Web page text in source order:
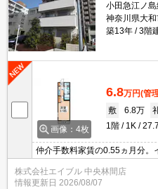
小田急江ノ
神奈川県大
築13年
3階
画像：4枚
6.8万円(管
敷
6.8万
1階
1K
仲介手数料家賃の0.55ヵ月分。
式。温水洗浄便座付き。人気の
ムキッチン。内見予約受付中。
可能です。
株式会社エイブル 中央林間店
情報更新日 2026/08/07